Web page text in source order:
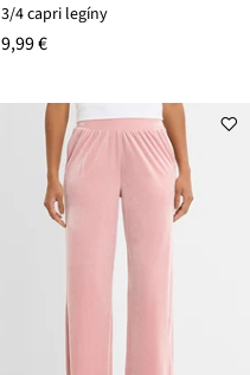
3/4 capri legíny
9,99 €